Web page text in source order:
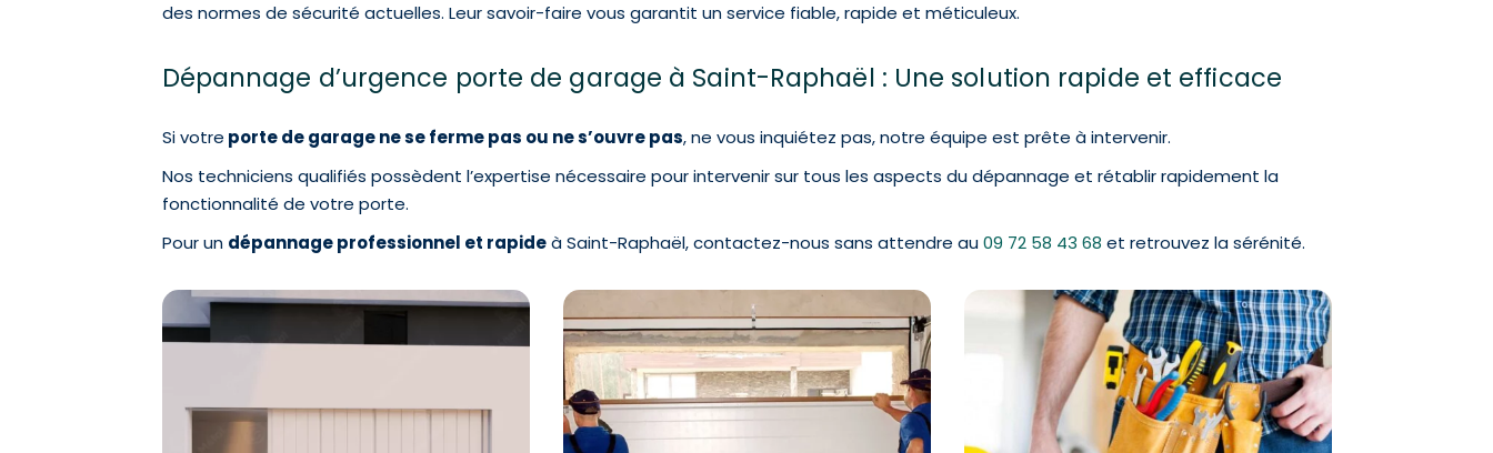
des normes de sécurité actuelles. Leur savoir-faire vous garantit un service fiable, rapide et méticuleux.
Dépannage d’urgence porte de garage à Saint-Raphaël : Une solution rapide et efficace
Si votre porte de garage ne se ferme pas ou ne s’ouvre pas, ne vous inquiétez pas, notre équipe est prête à intervenir.
Nos techniciens qualifiés possèdent l’expertise nécessaire pour intervenir sur tous les aspects du dépannage et rétablir rapidement la
fonctionnalité de votre porte.
Pour un dépannage professionnel et rapideà Saint-Raphaël, contactez-nous sans attendre au09 72 58 43 68 et retrouvez la sérénité.